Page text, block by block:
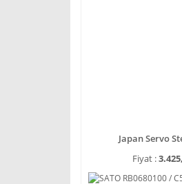
Japan Servo
Fiyat :